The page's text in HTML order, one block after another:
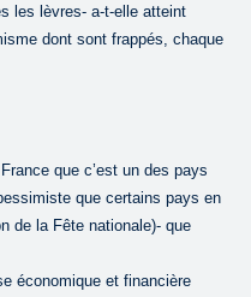
les lèvres- a-t-elle atteint
dont sont frappés, chaque
que c’est un des pays
que certains pays en
de la Fête nationale)- que
économique et financière